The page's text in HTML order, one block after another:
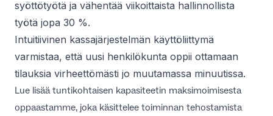
syöttötyötä ja vähentää viikoittaista hallinnollista
työtä jopa 30 %.
Intuitiivinen kassajärjestelmän käyttöliittymä
varmistaa, että uusi henkilökunta oppii ottamaan
tilauksia virheettömästi jo muutamassa minuutissa.
Lue lisää tuntikohtaisen kapasiteetin maksimoimisesta
oppaastamme, joka käsittelee toiminnan tehostamista